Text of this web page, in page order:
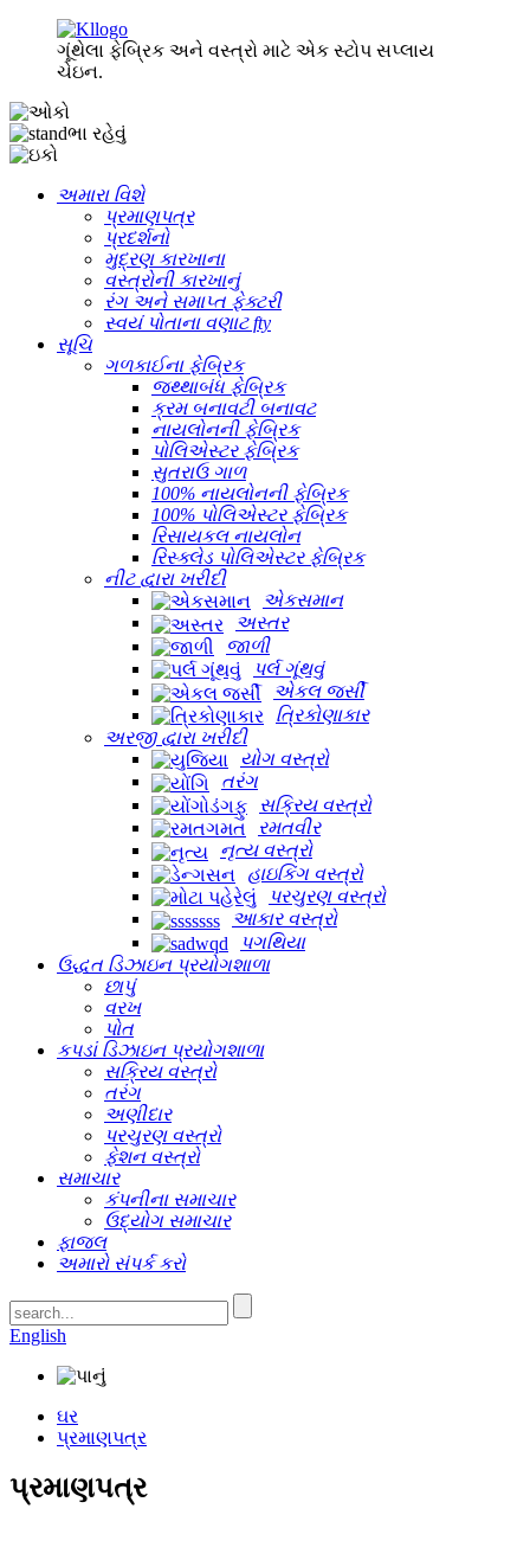
ગૂંથેલા ફેબ્રિક અને વસ્ત્રો માટે એક સ્ટોપ સપ્લાય
ચેઇન.
અમારા વિશે
પ્રમાણપત્ર
પ્રદર્શનો
મુદ્રણ કારખાના
વસ્ત્રોની કારખાનું
રંગ અને સમાપ્ત ફેક્ટરી
સ્વયં પોતાના વણાટ fty
સૂચિ
ગળકાઈના ફેબ્રિક
જથ્થાબંધ ફેબ્રિક
ક્રમ બનાવટી બનાવટ
નાયલોનની ફેબ્રિક
પોલિએસ્ટર ફેબ્રિક
સુતરાઉ ગાળ
100% નાયલોનની ફેબ્રિક
100% પોલિએસ્ટર ફેબ્રિક
રિસાયકલ નાયલોન
રિસ્ક્લેડ પોલિએસ્ટર ફેબ્રિક
નીટ દ્વારા ખરીદી
એકસમાન
અસ્તર
જાળી
પર્લ ગૂંથવું
એકલ જર્સી
ત્રિકોણાકાર
અરજી દ્વારા ખરીદી
યોગ વસ્ત્રો
તરંગ
સક્રિય વસ્ત્રો
રમતવીર
નૃત્ય વસ્ત્રો
હાઇકિંગ વસ્ત્રો
પરચુરણ વસ્ત્રો
આકાર વસ્ત્રો
પગથિયા
ઉદ્ધત ડિઝાઇન પ્રયોગશાળા
છાપું
વરખ
પોત
કપડાં ડિઝાઇન પ્રયોગશાળા
સક્રિય વસ્ત્રો
તરંગ
અણીદાર
પરચુરણ વસ્ત્રો
ફેશન વસ્ત્રો
સમાચાર
કંપનીના સમાચાર
ઉદ્યોગ સમાચાર
ફાજલ
અમારો સંપર્ક કરો
English
ઘર
પ્રમાણપત્ર
પ્રમાણપત્ર